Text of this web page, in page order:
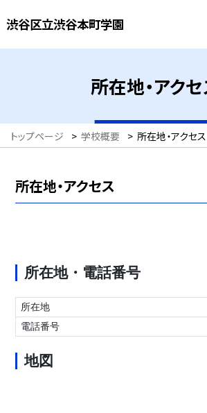
渋谷区立渋谷本町学園
所在地・アク
トップページ > 学校概要 > 所在地・アクセス
所在地・アクセス
所在地・電話番号
所在地
電話番号
地図